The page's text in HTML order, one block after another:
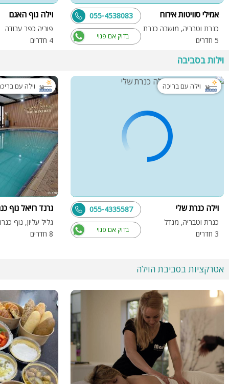
אמילי סוויטות אירוח
כנרת וטבריה, מושבה כנרת
5 חדרים
בדוק אם פנוי
055-4538083 וילה נוף האגם
פוריה כפר עבודה
4 חדרים
וילות בסביבה
וילה עם בריכה
וילה כנרת שלי
כנרת וטבריה, מגדל
3 חדרים
בדוק אם פנוי
055-4335587
וילה עם
גרנד רויאל נוף
גליל עליון, נוף
8 חדרים
אטרקציות בסביבת הוילה